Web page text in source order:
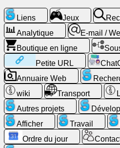
/
Webmail
gratuit
Analytique
Boutique
en
ligne
Développeurs/Applications
Liens Jeux
Analytique
E-mail /
Boutique en ligne
Petite URL
Annuaire Web
wiki
Transport
Autres projets
Afficher
Travail
Ordre du jour